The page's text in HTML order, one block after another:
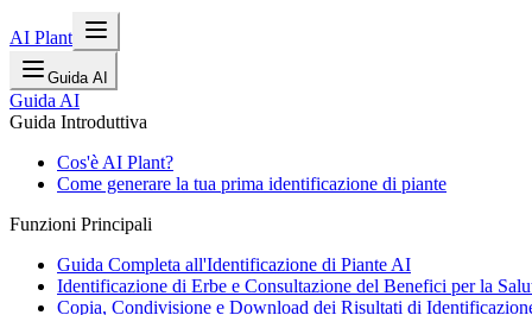
AI Plant
Guida AI
Guida AI
Guida Introduttiva
Cos'è AI Plant?
Come generare la tua prima identificazione di piante
Funzioni Principali
Guida Completa all'Identificazione di Piante AI
Identificazione di Erbe e Consultazione del Benefici per la
Copia, Condivisione e Download dei Risultati di